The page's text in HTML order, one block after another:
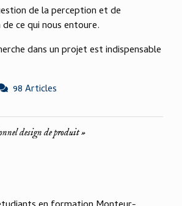
de la perception et de
ce qui nous entoure.
dans un projet est indispensable
98 Articles
design de produit »